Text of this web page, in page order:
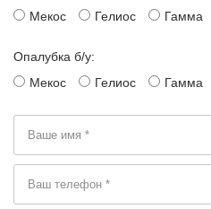
Мекос
Гелиос Гамма
Опалубка б/у:
Мекос
Гелиос Гамма